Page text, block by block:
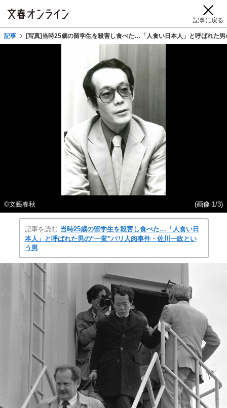
記事に戻る
記事 [写真]当時25歳の留学生を殺害し食べた…「人食い日本人」と呼ばれた
©文藝春秋 (画像 1/3)
記事を読む 当時25歳の留学生を殺害し食べた…「人食い日
本人」と呼ばれた男の“一変”パリ人肉事件・佐川一政とい
う男